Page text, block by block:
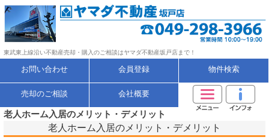
東武東上線沿い不動産売却・購入のご相談はヤマダ不動産坂戸店まで！
お問い合わせ 会員登録 物件検索
売却のご相談 会社概要
老人ホーム入居のメリット・デメリット
老人ホーム入居のメリット・デメリット